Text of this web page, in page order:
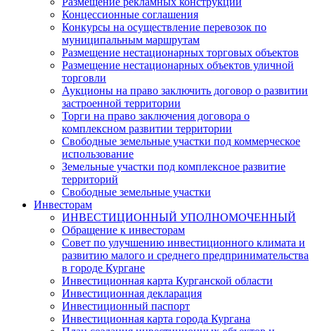
Концессионные соглашения
Конкурсы на осуществление перевозок по
муниципальным маршрутам
Размещение нестационарных торговых объектов
Размещение нестационарных объектов уличной
торговли
Аукционы на право заключить договор о развитии
застроенной территории
Торги на право заключения договора о
комплексном развитии территории
Свободные земельные участки под коммерческое
использование
Земельные участки под комплексное развитие
территорий
Свободные земельные участки
Инвесторам
ИНВЕСТИЦИОННЫЙ УПОЛНОМОЧЕННЫЙ
Обращение к инвесторам
Совет по улучшению инвестиционного климата и
развитию малого и среднего предпринимательства
в городе Кургане
Инвестиционная карта Курганской области
Инвестиционная декларация
Инвестиционный паспорт
Инвестиционная карта города Кургана